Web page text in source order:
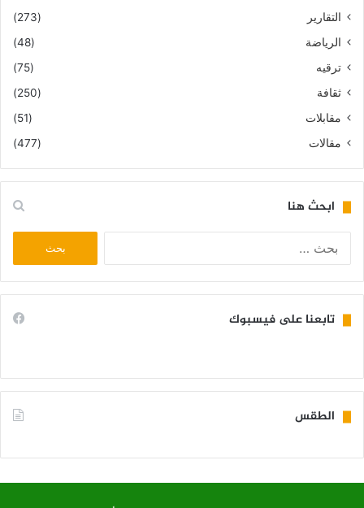
التقارير
(273)
الرياضة
(48)
ترقيه
(75)
ثقافة
(250)
مقابلات
(51)
مقالات
(477)
ابحث هنا
تابعنا على فيسبوك
الطقس